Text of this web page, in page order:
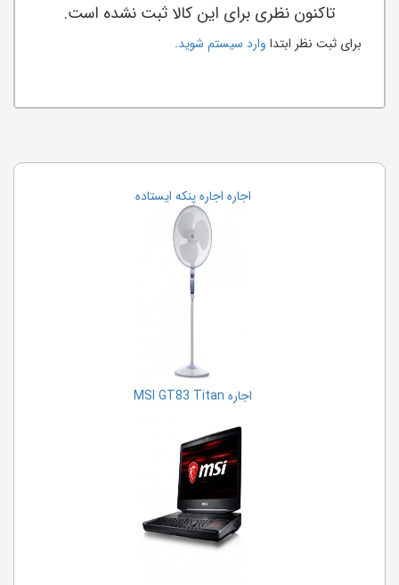
تاکنون نظری برای این کالا ثبت نشده است.
برای ثبت نظر ابتدا وارد سیستم شوید.
اجاره اجاره پنکه ایستاده
اجاره MSI GT83 Titan